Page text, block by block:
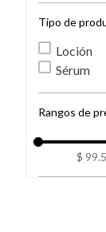
Tipo de
Loción
Sérum
Rangos de
$